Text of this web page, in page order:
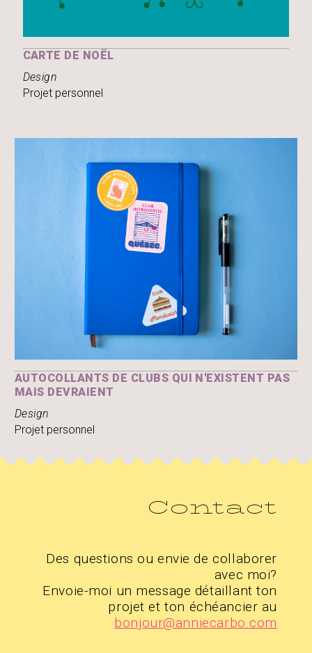
CARTE DE NOËL
Design
Projet personnel
AUTOCOLLANTS DE CLUBS QUI N'EXISTENT PAS
MAIS DEVRAIENT
Design
Projet personnel
Contact
Des questions ou envie de collaborer
avec moi?
Envoie-moi un message détaillant ton
projet et ton échéancier au
bonjour@anniecarbo.com